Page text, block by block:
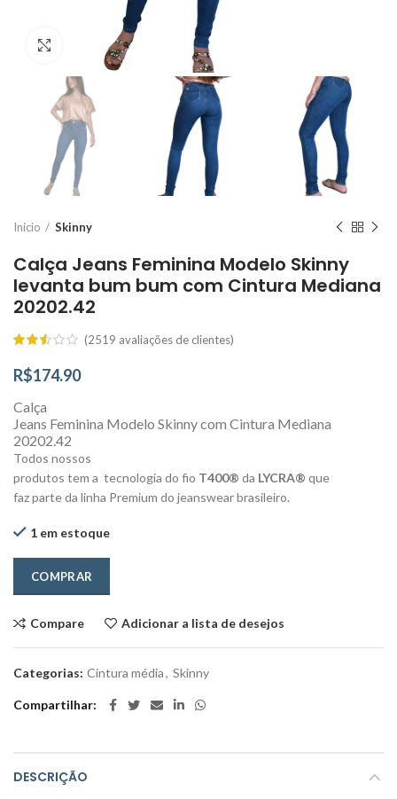
Click to enlarge
Início Skinny
Calça Jeans Feminina Modelo Skinny
levanta bum bum com Cintura Mediana
20202.42
(2519 avaliações de clientes)
R$174.90
Calça
Jeans Feminina Modelo Skinny com Cintura Mediana
20202.42
Todos nossos
produtos tem a tecnologia do fio T400® da LYCRA® que
faz parte da linha Premium do jeanswear brasileiro.
1 em estoque
COMPRAR
Compare Adicionar a lista de desejos
Categorias: Cintura média, Skinny
Compartilhar
DESCRIÇÃO